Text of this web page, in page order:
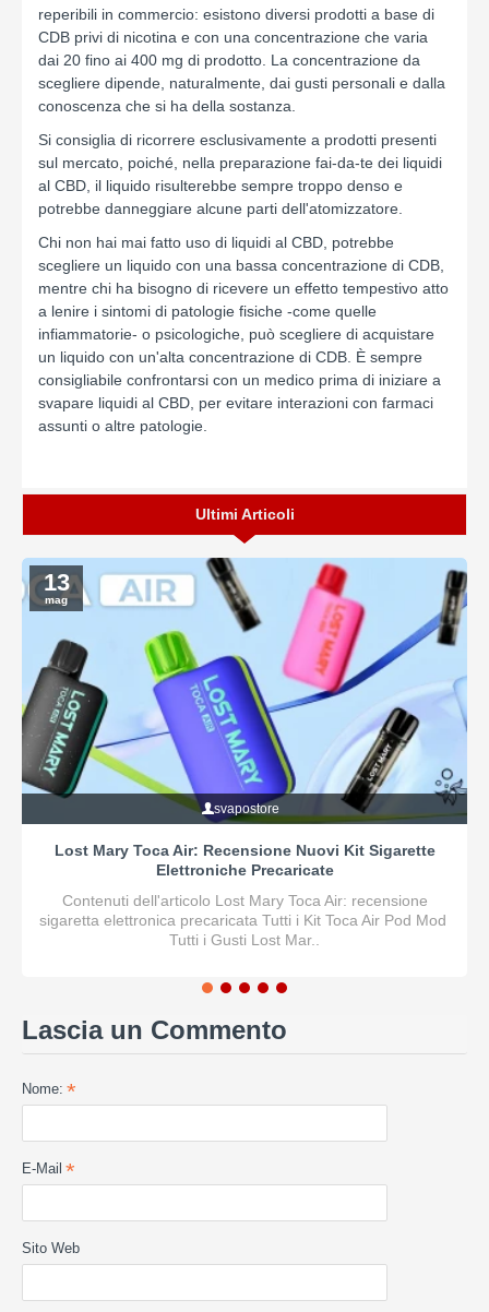
reperibili in commercio: esistono diversi prodotti a base di
CDB privi di nicotina e con una concentrazione che varia
dai 20 fino ai 400 mg di prodotto. La concentrazione da
scegliere dipende, naturalmente, dai gusti personali e dalla
conoscenza che si ha della sostanza.
Si consiglia di ricorrere esclusivamente a prodotti presenti
sul mercato, poiché, nella preparazione fai-da-te dei liquidi
al CBD, il liquido risulterebbe sempre troppo denso e
potrebbe danneggiare alcune parti dell'atomizzatore.
Chi non hai mai fatto uso di liquidi al CBD, potrebbe
scegliere un liquido con una bassa concentrazione di CDB,
mentre chi ha bisogno di ricevere un effetto tempestivo atto
a lenire i sintomi di patologie fisiche -come quelle
infiammatorie- o psicologiche, può scegliere di acquistare
un liquido con un'alta concentrazione di CDB. È sempre
consigliabile confrontarsi con un medico prima di iniziare a
svapare liquidi al CBD, per evitare interazioni con farmaci
assunti o altre patologie.
Ultimi Articoli
13
mag
svapostore
Lost Mary Toca Air: Recensione Nuovi Kit Sigarette
Elettroniche Precaricate
Contenuti dell'articolo Lost Mary Toca Air: recensione
sigaretta elettronica precaricata Tutti i Kit Toca Air Pod Mod
Tutti i Gusti Lost Mar..
Lascia un Commento
Nome:
E-Mail
Sito Web